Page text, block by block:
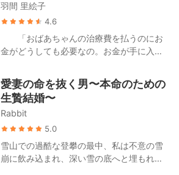
羽間 里絵子
4.6
「おばあちゃんの治療費を払うのにお
金がどうしても必要なの。お金が手に入っ
結婚するわ」 姉のイヴォンヌが結婚式
から逃げ出したとき、オータムは強いられ
てイヴォンヌのかわりにチャールズと結婚
した。彼女の唯一の願いは1年後に離婚する
ことだった。チャールズは金持ちで権力の
ある男だ。彼の名前は常に無数の女をと一
緒に出てきて、しかも気まぐれにガールフ
レンドを変えている。彼らは誰も、自分た
愛妻の命を抜く男〜本命のための
生贄結婚〜
Rabbit
5.0
雪山での過酷な登攀の最中、私は不意の雪
崩に飲み込まれ、深い雪の底へと埋もれて